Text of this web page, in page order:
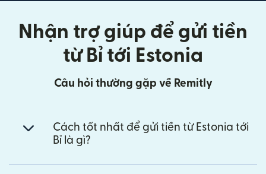
Nhận trợ giúp để gửi tiền
từ Bỉ tới Estonia
Câu hỏi thường gặp về Remitly
Cách tốt nhất để gửi tiền từ Estonia tới
Bỉ là gì?